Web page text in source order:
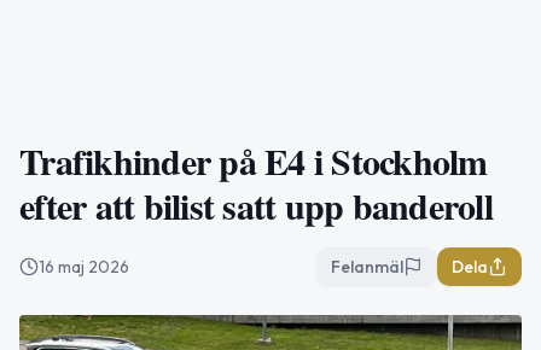
Trafikhinder på E4 i Stockholm
efter att bilist satt upp banderoll
16 maj 2026 Felanmäl Dela